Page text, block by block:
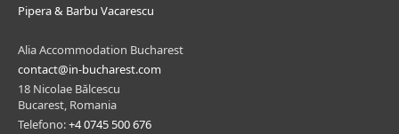
Pipera & Barbu Vacarescu
Alia Accommodation Bucharest
contact@in-bucharest.com
18 Nicolae Bălcescu
Bucarest, Romania
Telefono:+4 0745 500 676